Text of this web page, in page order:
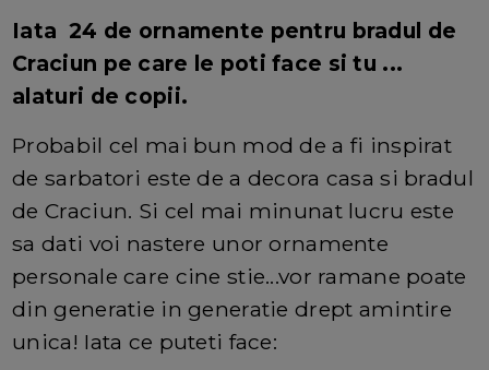
Iata 24 de ornamente pentru bradul de
Craciun pe care le poti face si tu ...
alaturi de copii.
Probabil cel mai bun mod de a fi inspirat
de sarbatori este de a decora casa si bradul
de Craciun. Si cel mai minunat lucru este
sa dati voi nastere unor ornamente
personale care cine stie...vor ramane poate
din generatie in generatie drept amintire
unica! Iata ce puteti face: